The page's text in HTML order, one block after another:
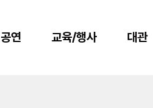
공연 교육/행사 대관